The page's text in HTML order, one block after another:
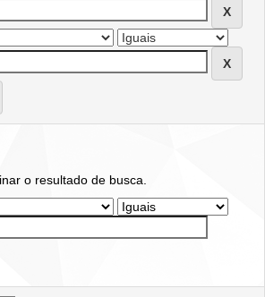
o resultado de busca.